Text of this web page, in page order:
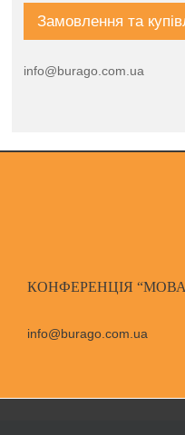
Замовлення та
info@burago.com.ua
КОНФЕРЕНЦІЯ “МОВА
info@burago.com.ua